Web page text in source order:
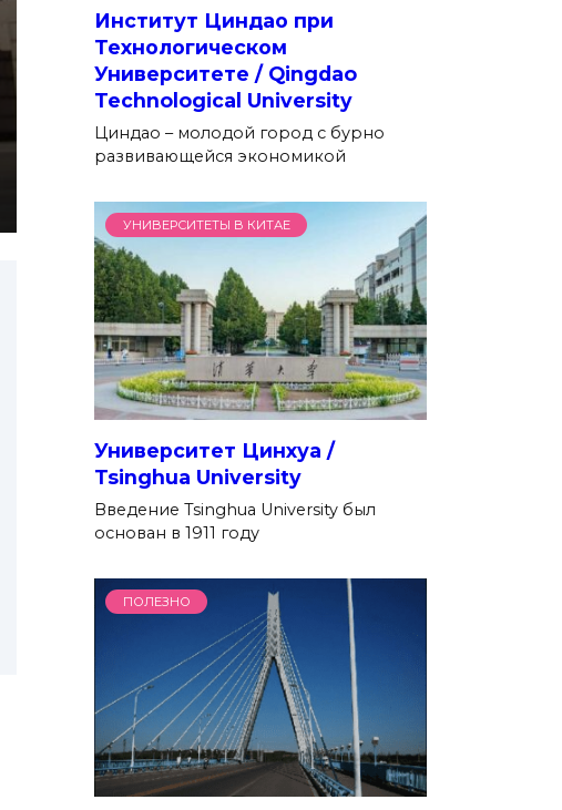
Институт Циндао при
Технологическом
Университете / Qingdao
Technological University
Циндао – молодой город с бурно
развивающейся экономикой
УНИВЕРСИТЕТЫ В КИТАЕ
Университет Цинхуа /
Tsinghua University
Введение Tsinghua University был
основан в 1911 году
ПОЛЕЗНО